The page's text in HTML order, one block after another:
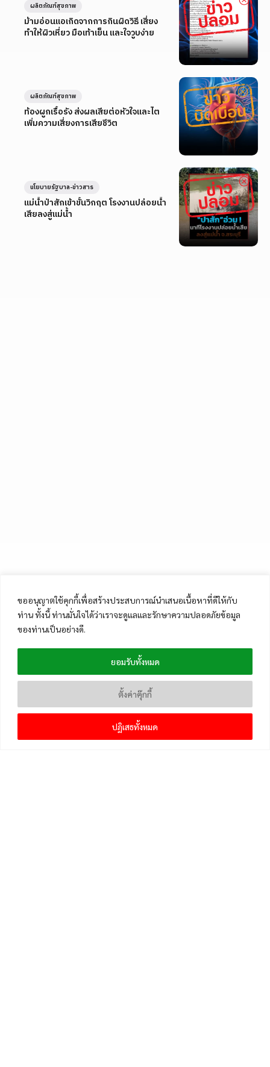
ขออนุญาตใช้คุกกี้เพื่อสร้างประสบการณ์นำเสนอเนื้อหาที่ดีให้กับ
ท่าน ทั้งนี้ ท่านมั่นใจได้ว่าเราจะดูแลและรักษาความปลอดภัยข้อมูล
ของท่านเป็นอย่างดี.
ตั้งค่าคุ๊กกี้
ปฏิเสธทั้งหมด
ยอมรับทั้งหมด
ม้ามอ่อนแอเกิดจากการกินผิดวิธี เสี่ยง
ทำให้ผิวเหี่ยว มือเท้าเย็น และใจวูบง่าย
ผลิตภัณฑ์สุขภาพ
ท้องผูกเรื้อรัง ส่งผลเสียต่อหัวใจและไต
เพิ่มความเสี่ยงการเสียชีวิต
ผลิตภัณฑ์สุขภาพ
แม่น้ำป่าสักเข้าขั้นวิกฤต โรงงานปล่อยน้ำ
เสียลงสู่แม่น้ำ
นโยบายรัฐบาล-ข่าวสาร